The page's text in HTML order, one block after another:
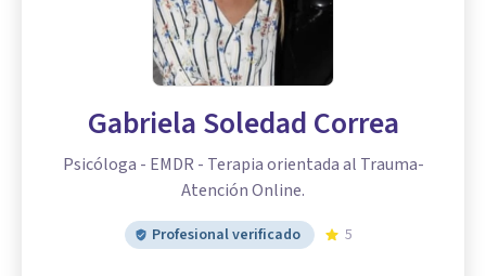
Gabriela Soledad Correa
Psicóloga - EMDR - Terapia orientada al Trauma-
Atención Online.
Profesional verificado 5